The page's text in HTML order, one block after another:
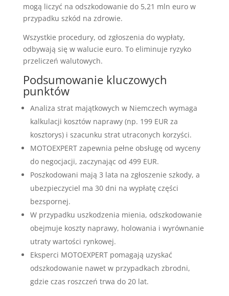
mogą liczyć na odszkodowanie do 5,21 mln euro w
przypadku szkód na zdrowie.
Wszystkie procedury, od zgłoszenia do wypłaty,
odbywają się w walucie euro. To eliminuje ryzyko
przeliczeń walutowych.
Podsumowanie kluczowych
punktów
Analiza strat majątkowych w Niemczech wymaga
kalkulacji kosztów naprawy (np. 199 EUR za
kosztorys) i szacunku strat utraconych korzyści.
MOTOEXPERT zapewnia pełne obsługę od wyceny
do negocjacji, zaczynając od 499 EUR.
Poszkodowani mają 3 lata na zgłoszenie szkody, a
ubezpieczyciel ma 30 dni na wypłatę części
bezspornej.
W przypadku uszkodzenia mienia, odszkodowanie
obejmuje koszty naprawy, holowania i wyrównanie
utraty wartości rynkowej.
Eksperci MOTOEXPERT pomagają uzyskać
odszkodowanie nawet w przypadkach zbrodni,
gdzie czas roszczeń trwa do 20 lat.